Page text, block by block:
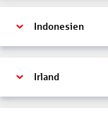
Indonesien
Irland